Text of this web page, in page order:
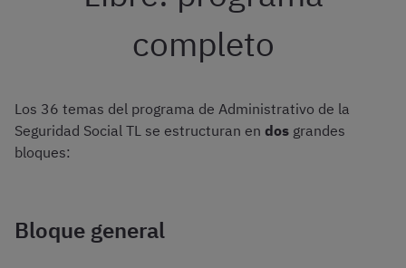
completo
Los 36 temas del programa de Administrativo de la
Seguridad Social TL se estructuran en dos grandes
bloques:
Bloque general